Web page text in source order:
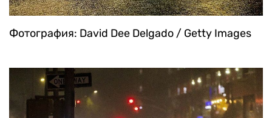
Фотография: David Dee Delgado / Getty Images